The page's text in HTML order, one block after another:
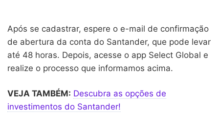
Após se cadastrar, espere o e-mail de confirmação
de abertura da conta do Santander, que pode levar
até 48 horas. Depois, acesse o app Select Global e
realize o processo que informamos acima.
VEJA TAMBÉM: Descubra as opções de
investimentos do Santander!